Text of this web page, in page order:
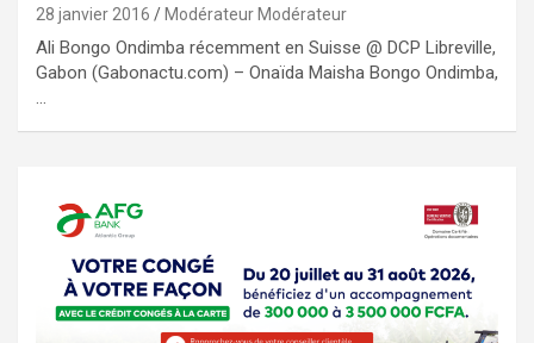
28 janvier 2016 Modérateur Modérateur
Ali Bongo Ondimba récemment en Suisse @ DCP Libreville,
Gabon (Gabonactu.com) – Onaïda Maisha Bongo Ondimba,
…